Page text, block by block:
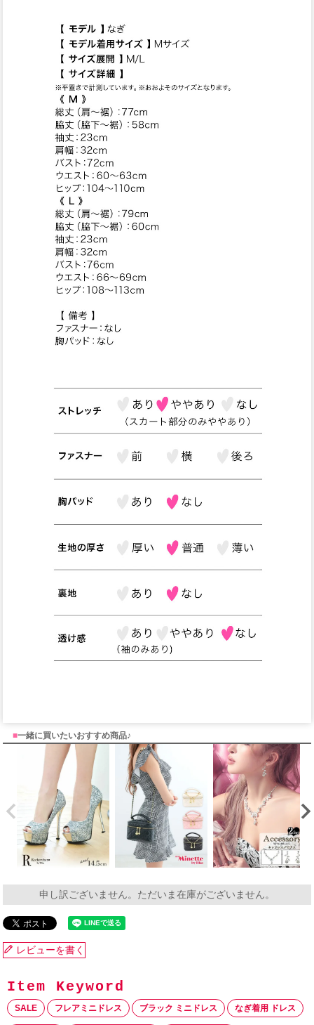
■一緒に買いたいおすすめ商品♪
申し訳ございません。ただいま在庫がございません。
レビューを書く
SALE フレアミニドレス ブラック ミニドレス なぎ着用 ドレス